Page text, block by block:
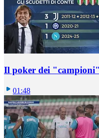
Il poker dei "campioni"
01:48